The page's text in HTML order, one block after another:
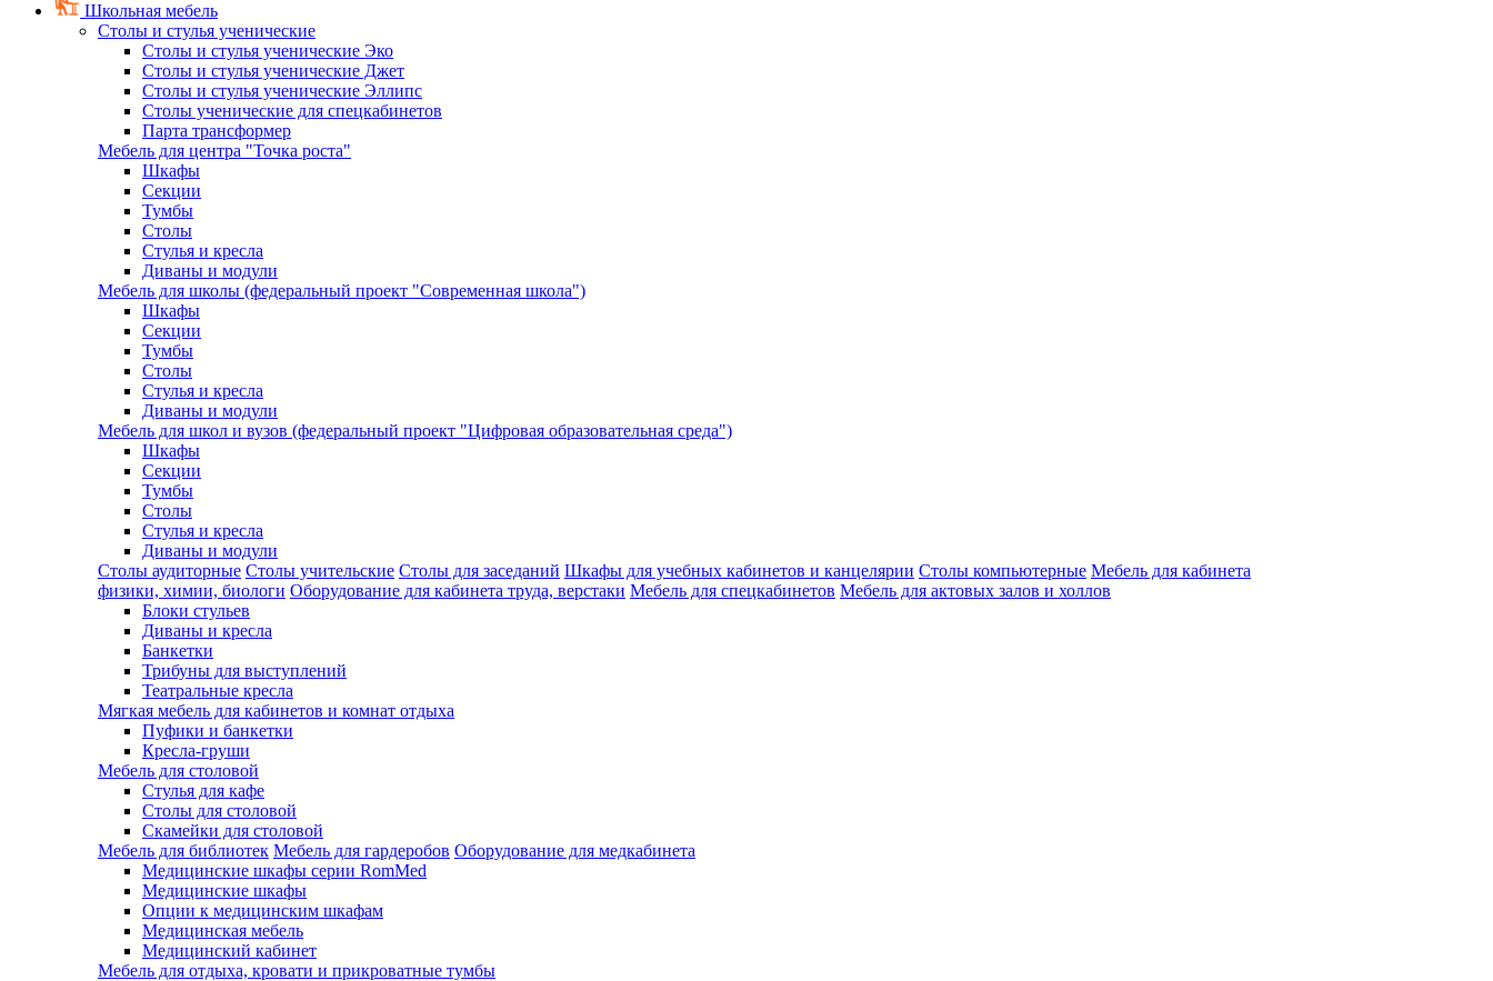
Школьная мебель
Столы и стулья ученические
Столы и стулья ученические Эко
Столы и стулья ученические Джет
Столы и стулья ученические Эллипс
Столы ученические для спецкабинетов
Парта трансформер
Мебель для центра "Точка роста"
Шкафы
Секции
Тумбы
Столы
Стулья и кресла
Диваны и модули
Мебель для школы (федеральный проект "Современная школа")
Шкафы
Секции
Тумбы
Столы
Стулья и кресла
Диваны и модули
Мебель для школ и вузов (федеральный проект "Цифровая образовательная среда")
Шкафы
Секции
Тумбы
Столы
Стулья и кресла
Диваны и модули
Столы аудиторные Столы учительские Столы для заседаний Шкафы для учебных кабинетов и канцелярии Столы компьютерные Мебель для кабинета
физики, химии, биологи Оборудование для кабинета труда, верстаки Мебель для спецкабинетов Мебель для актовых залов и холлов
Блоки стульев
Диваны и кресла
Банкетки
Трибуны для выступлений
Театральные кресла
Мягкая мебель для кабинетов и комнат отдыха
Пуфики и банкетки
Кресла-груши
Мебель для столовой
Cтулья для кафе
Cтолы для столовой
Скамейки для столовой
Мебель для библиотек Мебель для гардеробов Оборудование для медкабинета
Медицинские шкафы серии RomMed
Медицинские шкафы
Опции к медицинским шкафам
Медицинская мебель
Медицинский кабинет
Мебель для отдыха, кровати и прикроватные тумбы